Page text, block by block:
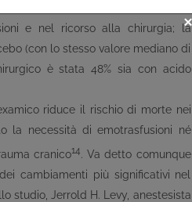
e nel ricorso alla chirurgia; la
(con lo stesso valore mediano di
è stata 48% sia con acido
riduce il rischio di morte nei
la necessità di emotrasfusioni né
cranico14. Va detto comunque
cambiamenti più significativi nel
studio, Jerrold H. Levy, anestesista